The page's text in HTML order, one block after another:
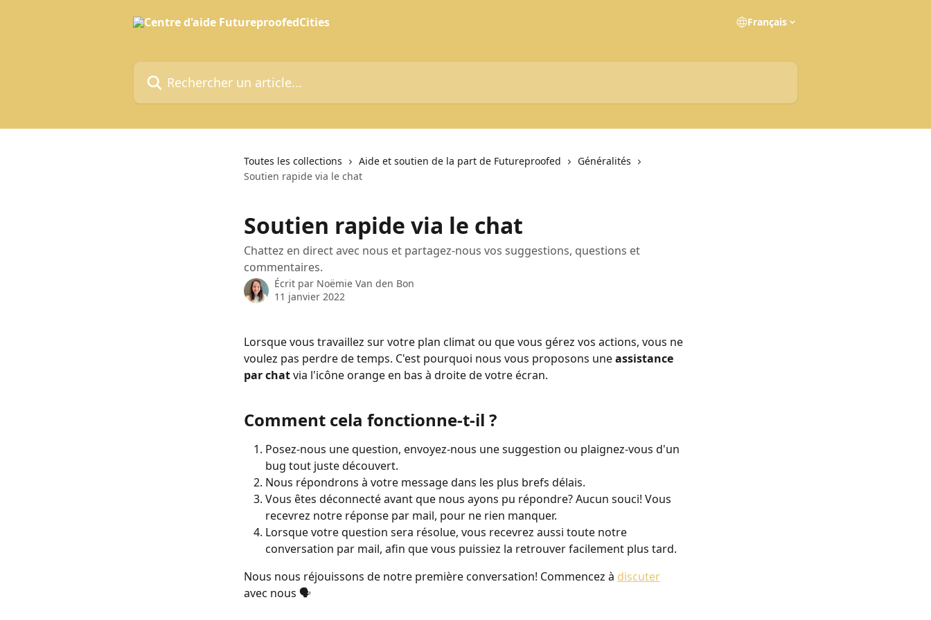
Français
Rechercher un article...
Toutes les collections Aide et soutien de la part de Futureproofed
Généralités
Soutien rapide via le chat
Soutien rapide via le chat
Chattez en direct avec nous et partagez-nous vos suggestions, questions et
commentaires.
Écrit par Noëmie Van den Bon
11 janvier 2022
Lorsque vous travaillez sur votre plan climat ou que vous gérez vos actions, vous ne
voulez pas perdre de temps. C'est pourquoi nous vous proposons une assistance
par chat via l'icône orange en bas à droite de votre écran.
Comment cela fonctionne-t-il ?
Posez-nous une question, envoyez-nous une suggestion ou plaignez-vous d'un
bug tout juste découvert.
Nous répondrons à votre message dans les plus brefs délais.
Vous êtes déconnecté avant que nous ayons pu répondre? Aucun souci! Vous
recevrez notre réponse par mail, pour ne rien manquer.
Lorsque votre question sera résolue, vous recevrez aussi toute notre
conversation par mail, afin que vous puissiez la retrouver facilement plus tard.
Nous nous réjouissons de notre première conversation! Commencez à discuter
avec nous 🗣